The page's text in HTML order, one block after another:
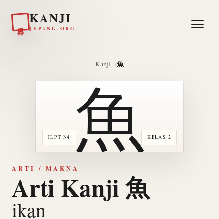
KANJI
JEPANG.ORG
Kanji 魚
JLPT N4 KELAS 2
魚
ARTI / MAKNA
Arti Kanji 魚
ikan